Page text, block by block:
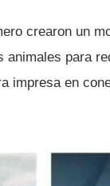
crearon un
animales para
impresa en